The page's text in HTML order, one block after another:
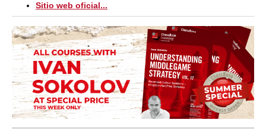
Sitio web oficial...